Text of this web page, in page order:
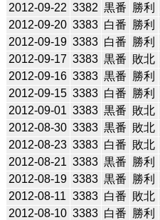
2012-09-22 3382 黒番 勝利
2012-09-20 3383 白番 勝利
2012-09-19 3383 白番 勝利
2012-09-17 3383 黒番 敗北
2012-09-16 3383 黒番 勝利
2012-09-15 3383 白番 勝利
2012-09-01 3383 黒番 敗北
2012-08-30 3383 黒番 敗北
2012-08-23 3383 白番 敗北
2012-08-21 3383 黒番 勝利
2012-08-19 3383 黒番 勝利
2012-08-11 3383 白番 敗北
2012-08-10 3383 白番 勝利